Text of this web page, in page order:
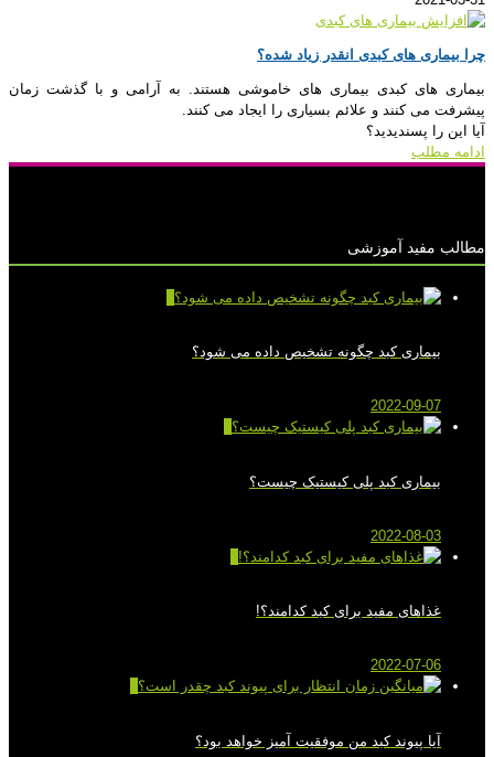
چرا بیماری های کبدی انقدر زیاد شده؟
بیماری های کبدی بیماری های خاموشی هستند. به آرامی و با گذشت زمان
پیشرفت می کنند و علائم بسیاری را ایجاد می کنند.
آیا این را پسندیدید؟
ادامه مطلب
مطالب مفید آموزشی
بیماری کبد چگونه تشخیص داده می شود؟
2022-09-07
بیماری کبد پلی کیستیک چیست؟
2022-08-03
غذاهای مفید برای کبد کدامند؟!
2022-07-06
آیا پیوند کبد من موفقیت آمیز خواهد بود؟